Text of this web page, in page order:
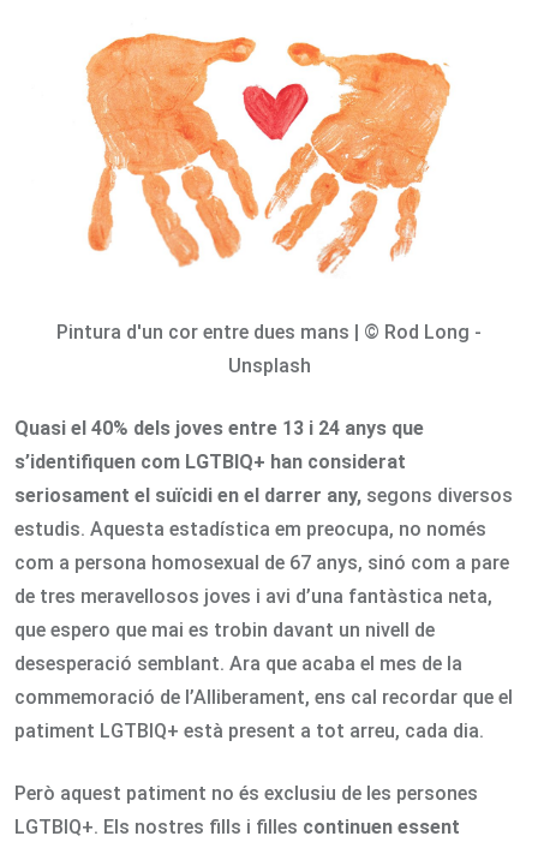
Pintura d'un cor entre dues mans | © Rod Long -
Unsplash
Quasi el 40% dels joves entre 13 i 24 anys que
s’identifiquen com LGTBIQ+ han considerat
seriosament el suïcidi en el darrer any, segons diversos
estudis. Aquesta estadística em preocupa, no només
com a persona homosexual de 67 anys, sinó com a pare
de tres meravellosos joves i avi d’una fantàstica neta,
que espero que mai es trobin davant un nivell de
desesperació semblant. Ara que acaba el mes de la
commemoració de l’Alliberament, ens cal recordar que el
patiment LGTBIQ+ està present a tot arreu, cada dia.
Però aquest patiment no és exclusiu de les persones
LGTBIQ+. Els nostres fills i filles continuen essent